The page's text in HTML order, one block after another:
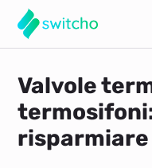
Valvole
risparmiare